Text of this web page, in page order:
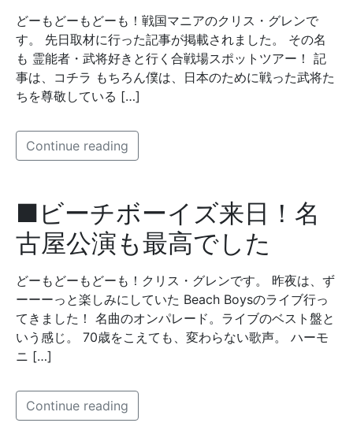
どーもどーもどーも！戦国マニアのクリス・グレンで
す。 先日取材に行った記事が掲載されました。 その名
も 霊能者・武将好きと行く合戦場スポットツアー！ 記
事は、コチラ もちろん僕は、日本のために戦った武将た
ちを尊敬している […]
Continue reading
■ビーチボーイズ来日！名
古屋公演も最高でした
どーもどーもどーも！クリス・グレンです。 昨夜は、ず
ーーーっと楽しみにしていた Beach Boysのライブ行っ
てきました！ 名曲のオンパレード。ライブのベスト盤と
いう感じ。 70歳をこえても、変わらない歌声。 ハーモ
ニ […]
Continue reading